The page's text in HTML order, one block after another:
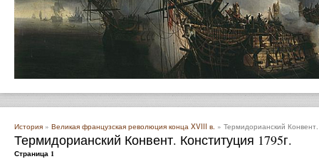
История » Великая французская революция конца XVIII в. » Термидорианский
Термидорианский Конвент. Конституция 1795г.
Страница 1